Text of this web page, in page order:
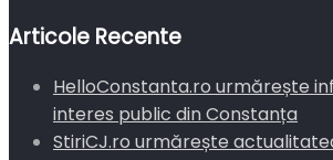
Articole Recente
HelloConstanta.ro urmărește
interes public din Constanța
StiriCJ.ro urmărește